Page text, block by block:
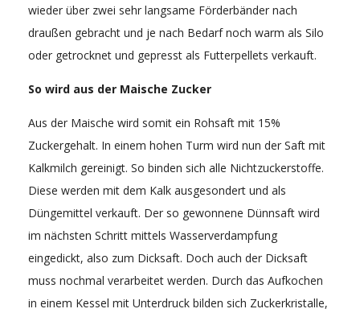
wieder über zwei sehr langsame Förderbänder nach
draußen gebracht und je nach Bedarf noch warm als Silo
oder getrocknet und gepresst als Futterpellets verkauft.
So wird aus der Maische Zucker
Aus der Maische wird somit ein Rohsaft mit 15%
Zuckergehalt. In einem hohen Turm wird nun der Saft mit
Kalkmilch gereinigt. So binden sich alle Nichtzuckerstoffe.
Diese werden mit dem Kalk ausgesondert und als
Düngemittel verkauft. Der so gewonnene Dünnsaft wird
im nächsten Schritt mittels Wasserverdampfung
eingedickt, also zum Dicksaft. Doch auch der Dicksaft
muss nochmal verarbeitet werden. Durch das Aufkochen
in einem Kessel mit Unterdruck bilden sich Zuckerkristalle,